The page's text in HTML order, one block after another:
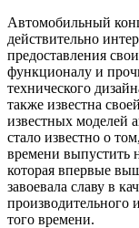
Автомобильный
действительно
предоставления
функционалу и
технического
также известна
известных моделей
стало известно о
времени выпустить
которая впервые
завоевала славу в
производительного
того времени.